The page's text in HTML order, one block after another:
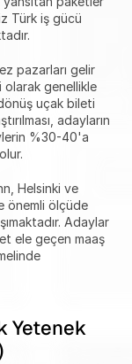
Türk iş gücü
pazarları gelir
olarak genellikle
uçak bileti
adayların
%30-40'a
Helsinki ve
önemli ölçüde
Adaylar
ele geçen maaş
Yetenek